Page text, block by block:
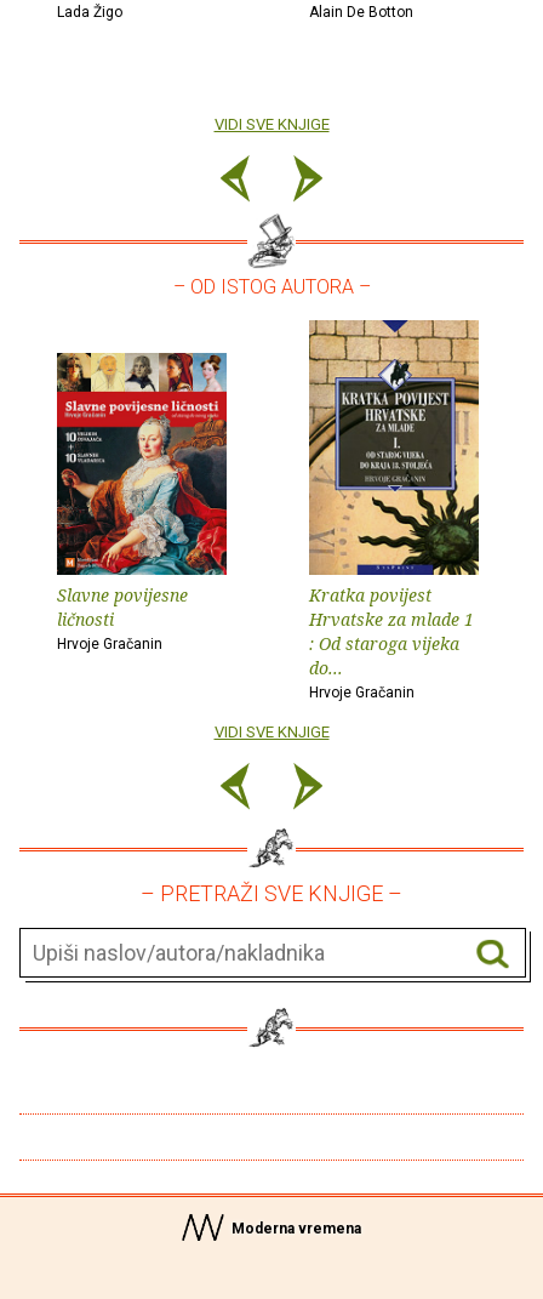
Lada Žigo Alain De Botton
VIDI SVE KNJIGE
– OD ISTOG AUTORA –
Slavne povijesne
ličnosti
Hrvoje Gračanin
Kratka povijest
Hrvatske za mlade 1
: Od staroga vijeka
do...
Hrvoje Gračanin
VIDI SVE KNJIGE
– PRETRAŽI SVE KNJIGE –
Moderna vremena